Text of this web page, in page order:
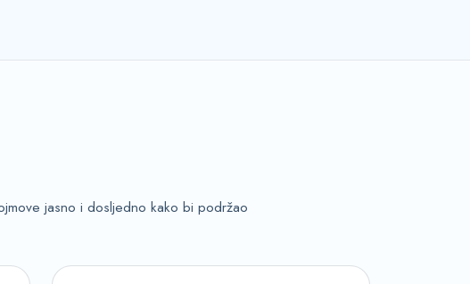
jasno i dosljedno kako bi podržao